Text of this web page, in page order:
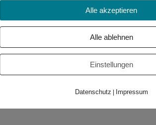
Alle akzeptieren
Alle ablehnen
Einstellungen
Datenschutz Impressum